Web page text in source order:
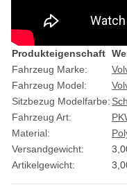
Produkteigenschaft
Fahrzeug Marke:
Fahrzeug Model:
Sitzbezug Modelfarbe:
Fahrzeug Art:
Material:
Versandgewicht:
Artikelgewicht: